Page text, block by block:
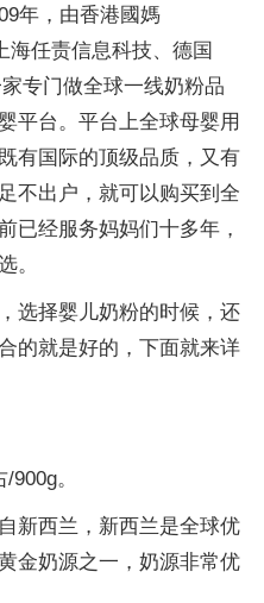
年，由香港國媽
海任责信息科技、德国
专门做全球一线奶粉品
平台。平台上全球母婴用
有国际的顶级品质，又有
不出户，就可以购买到全
已经服务妈妈们十多年，
。
选择婴儿奶粉的时候，还
的就是好的，下面就来详
900g。
新西兰，新西兰是全球优
金奶源之一，奶源非常优